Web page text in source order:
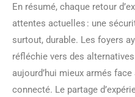
En résumé, chaque retour
attentes actuelles : une
surtout, durable. Les foyers
réfléchie vers des
aujourd’hui mieux armés
connecté. Le partage